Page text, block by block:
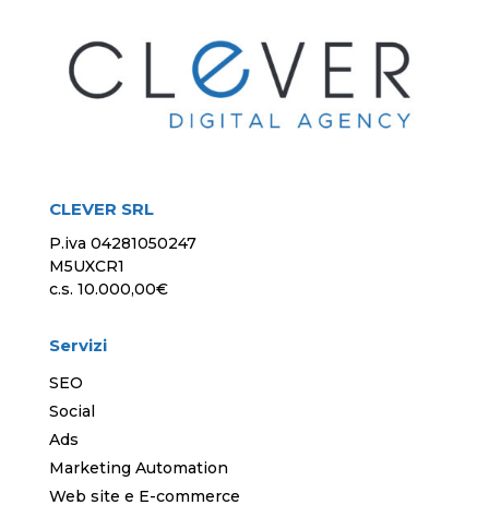
CLEVER SRL
P.iva 04281050247
M5UXCR1
c.s. 10.000,00€
Servizi
SEO
Social
Ads
Marketing Automation
Web site e E-commerce